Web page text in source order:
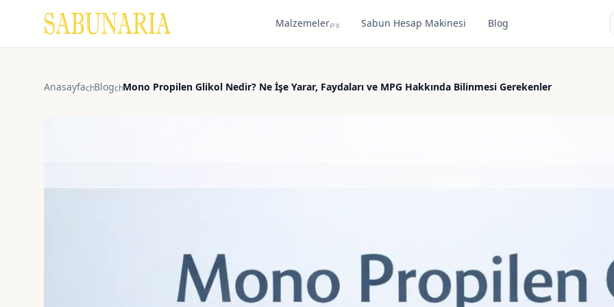
Malzemelerexpand_moreSabun Hesap Makinesi Blog
Anasayfachevron_right
Blogchevron_right
Mono Propilen Glikol Nedir? Ne İşe Yarar, Faydaları ve MPG Hakkında Bilinmesi Gerekenler